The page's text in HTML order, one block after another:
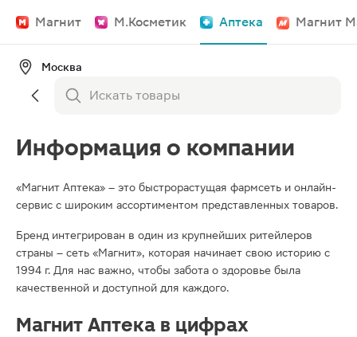
Магнит М.Косметик Аптека Магнит
Москва
Информация о компании
«Магнит Аптека» – это быстрорастущая фармсеть и онлайн-
сервис с широким ассортиментом представленных товаров.
Бренд интегрирован в один из крупнейших ритейлеров
страны – сеть «Магнит», которая начинает свою историю с
1994 г. Для нас важно, чтобы забота о здоровье была
качественной и доступной для каждого.
Магнит Аптека в цифрах